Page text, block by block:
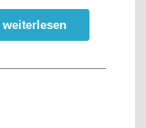
weiterlesen